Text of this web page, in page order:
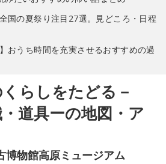
国の夏祭り注目27選。見どころ・日程
おうち時間を充実させるおすすめの過
らしをたどる－
道具ーの地図・ア
博物館高原ミュージアム